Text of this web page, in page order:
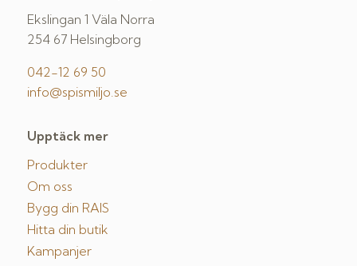
Ekslingan 1 Väla Norra
254 67 Helsingborg
042-12 69 50
info@spismiljo.se
Upptäck mer
Produkter
Om oss
Bygg din RAIS
Hitta din butik
Kampanjer